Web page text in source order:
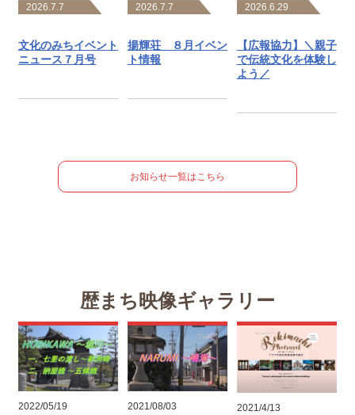
2026.7.7
文化のみちイベント
ニュース７月号
2026.7.7
揚輝荘 ８月イベン
ト情報
2026.6.29
【広報協力】＼親子
で伝統文化を体験し
よう／
お知らせ一覧はこちら
歴まち映像ギャラリー
2022/05/19 2021/08/03 2021/4/13